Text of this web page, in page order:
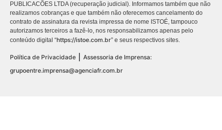
PUBLICACÕES LTDA (recuperação judicial). Informamos também que não
realizamos cobranças e que também não oferecemos cancelamento do
contrato de assinatura da revista impressa de nome ISTOÉ, tampouco
autorizamos terceiros a fazê-lo, nos responsabilizamos apenas pelo
conteúdo digital “https://istoe.com.br” e seus respectivos sites.
Política de Privacidade
Assessoria de Imprensa:
grupoentre.imprensa@agenciafr.com.br